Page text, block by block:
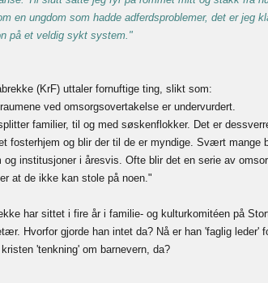
en ungdom som hadde adferdsproblemer, det er jeg
på et veldig sykt system."
(KrF) uttaler fornuftige ting, slikt som:
ved omsorgsovertakelse er undervurdert.
familier, til og med søskenflokker. Det er
fosterhjem og blir der til de er myndige. Svært mange
og institusjoner i åresvis. Ofte blir det en serie av
at de ikke kan stole på noen."
har sittet i fire år i familie- og kulturkomitéen på
Hvorfor gjorde han intet da? Nå er han 'faglig leder'
'tenkning' om barnevern, da?